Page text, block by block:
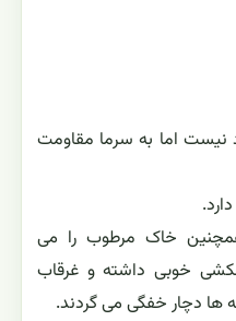
نیست اما به سرما مقاومت
خاک مرطوب را می
خوبی داشته و غرقاب
ها دچار خفگی می گردند.